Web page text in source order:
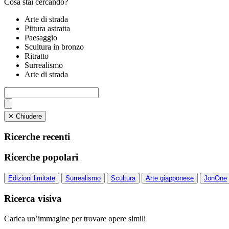
Cosa stai cercando?
Arte di strada
Pittura astratta
Paesaggio
Scultura in bronzo
Ritratto
Surrealismo
Arte di strada
✕ Chiudere
Ricerche recenti
Ricerche popolari
Edizioni limitate Surrealismo Scultura Arte giapponese JonOne
Ricerca visiva
Carica un’immagine per trovare opere simili